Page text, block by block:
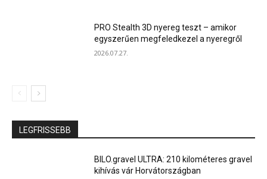
PRO Stealth 3D nyereg teszt – amikor
egyszerűen megfeledkezel a nyeregről
2026.07.27.
LEGFRISSEBB
BILO.gravel ULTRA: 210 kilométeres gravel
kihívás vár Horvátországban